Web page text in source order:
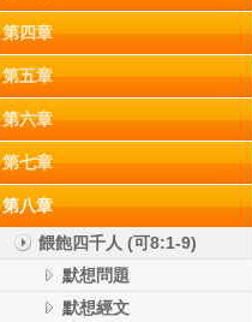
第四章
第五章
第六章
第七章
第八章
餵飽四千人 (可8:1-9)
默想問題
默想經文